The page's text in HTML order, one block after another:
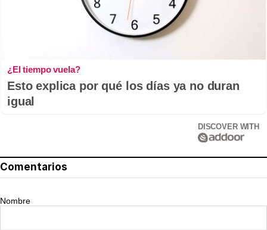
¿El tiempo vuela?
Esto explica por qué los días ya no duran
igual
DISCOVER WITH
Comentarios
Nombre